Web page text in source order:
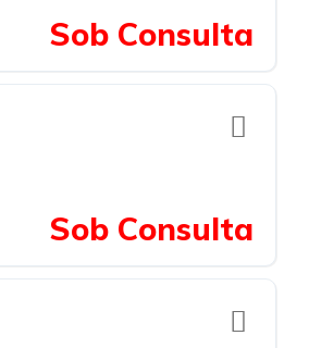
Sob Consulta
Sob Consulta